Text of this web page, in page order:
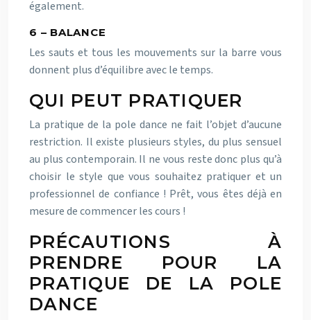
également.
6 – BALANCE
Les sauts et tous les mouvements sur la barre vous
donnent plus d’équilibre avec le temps.
QUI PEUT PRATIQUER
La pratique de la pole dance ne fait l’objet d’aucune
restriction. Il existe plusieurs styles, du plus sensuel
au plus contemporain. Il ne vous reste donc plus qu’à
choisir le style que vous souhaitez pratiquer et un
professionnel de confiance ! Prêt, vous êtes déjà en
mesure de commencer les cours !
PRÉCAUTIONS À
PRENDRE POUR LA
PRATIQUE DE LA POLE
DANCE